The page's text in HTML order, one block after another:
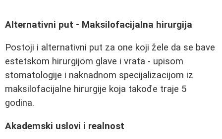
Alternativni put - Maksilofacijalna hirurgija
Postoji i alternativni put za one koji žele da se bave
estetskom hirurgijom glave i vrata - upisom
stomatologije i naknadnom specijalizacijom iz
maksilofacijalne hirurgije koja takođe traje 5
godina.
Akademski uslovi i realnost